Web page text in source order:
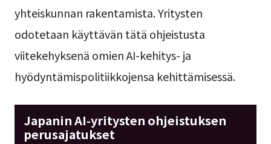
yhteiskunnan rakentamista. Yritysten
odotetaan käyttävän tätä ohjeistusta
viitekehyksenä omien AI-kehitys- ja
hyödyntämispolitiikkojensa kehittämisessä.
Japanin AI-yritysten ohjeistuksen
perusajatukset